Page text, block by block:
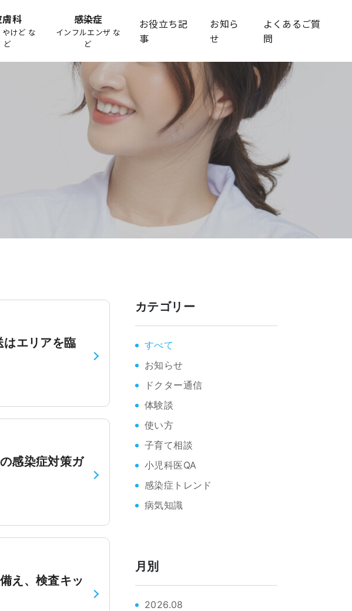
膚科
けど な
ど
感染症
インフルエンザ な
ど
お役立ち記
事
お知ら
せ
よくあるご質
問
エリアを臨
感染症対策ガ
え、検査キッ
カテゴリー
すべて
お知らせ
ドクター通信
体験談
使い方
子育て相談
小児科医QA
感染症トレンド
病気知識
月別
2026.08